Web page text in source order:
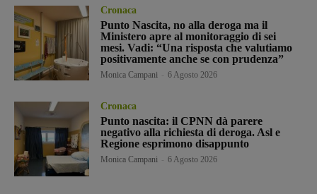
Cronaca
Punto Nascita, no alla deroga ma il
Ministero apre al monitoraggio di sei
mesi. Vadi: “Una risposta che valutiamo
positivamente anche se con prudenza”
Monica Campani 6 Agosto 2026
Cronaca
Punto nascita: il CPNN dà parere
negativo alla richiesta di deroga. Asl e
Regione esprimono disappunto
Monica Campani 6 Agosto 2026